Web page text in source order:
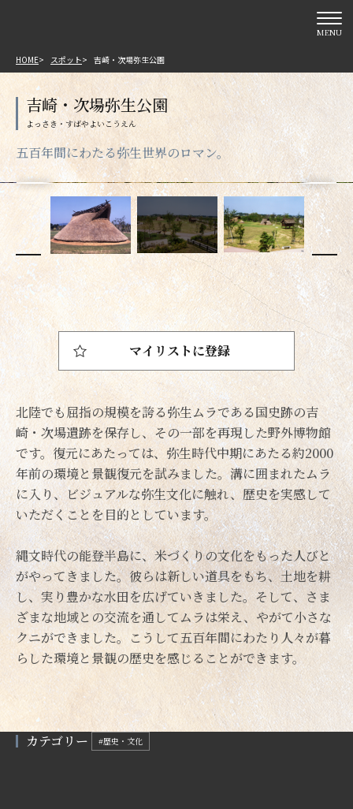
MENU
HOME スポット 吉崎・次場弥生公園
吉崎・次場弥生公園
五百年間にわたる弥生世界のロマン。
北陸でも屈指の規模を誇る弥生ムラである国史跡の吉
崎・次場遺跡を保存し、その一部を再現した野外博物館
です。復元にあたっては、弥生時代中期にあたる約2000
年前の環境と景観復元を試みました。溝に囲まれたムラ
に入り、ビジュアルな弥生文化に触れ、歴史を実感して
いただくことを目的としています。
縄文時代の能登半島に、米づくりの文化をもった人びと
がやってきました。彼らは新しい道具をもち、土地を耕
し、実り豊かな水田を広げていきました。そして、さま
ざまな地域との交流を通してムラは栄え、やがて小さな
クニができました。こうして五百年間にわたり人々が暮
らした環境と景観の歴史を感じることができます。
マイリストに登録
カテゴリー #歴史・文化